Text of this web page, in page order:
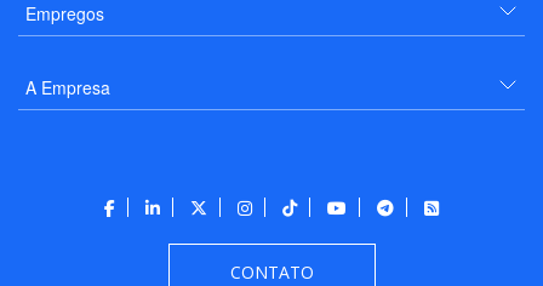
Empregos
A Empresa
CONTATO